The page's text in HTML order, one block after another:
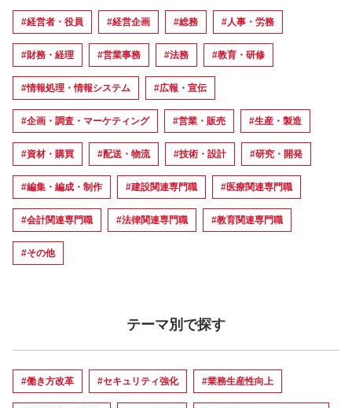
#経営者・役員 #経営企画 #総務 #人事・労務
#財務・経理 #営業事務 #法務 #教育・研修
#情報処理・情報システム #広報・宣伝
#企画・調査・マーケティング #営業・販売 #生産・製造
#資材・購買 #配送・物流 #技術・設計 #研究・開発
#編集・編成・制作 #建設関連専門職 #医療関連専門職
#会計関連専門職 #法律関連専門職 #教育関連専門職
#その他
テーマ別で探す
#働き方改革 #セキュリティ強化 #業務生産性向上